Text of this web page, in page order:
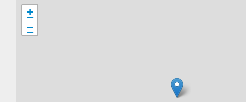
+
−